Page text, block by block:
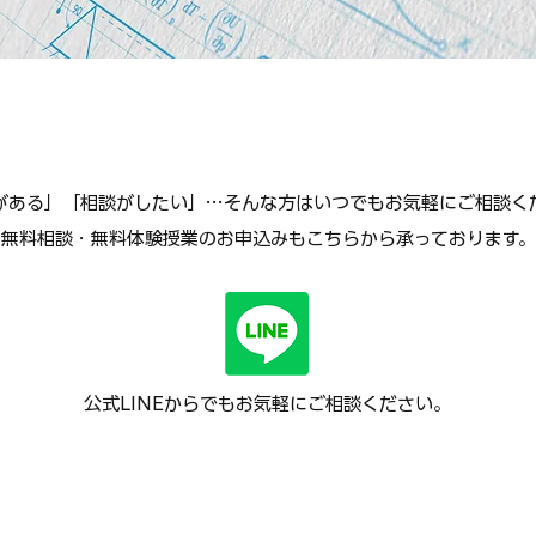
ある」「相談がしたい」…そんな方はいつでもお気軽にご相談く
無料相談・無料体験授業のお申込みもこちらから承っております。
公式LINEからでもお気軽にご相談ください。